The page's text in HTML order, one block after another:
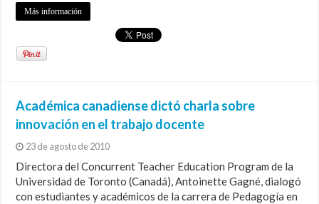
Más información
Académica canadiense dictó charla sobre
innovación en el trabajo docente
23 de agosto de 2010
Directora del Concurrent Teacher Education Program de la
Universidad de Toronto (Canadá), Antoinette Gagné, dialogó
con estudiantes y académicos de la carrera de Pedagogía en